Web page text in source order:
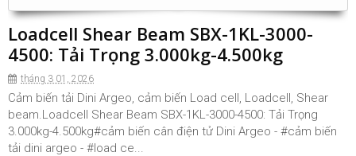
Loadcell Shear Beam SBX-1KL-3000-
4500: Tải Trọng 3.000kg-4.500kg
tháng 3 01, 2026
Cảm biến tải Dini Argeo, cảm biến Load cell, Loadcell, Shear
beam.Loadcell Shear Beam SBX-1KL-3000-4500: Tải Trọng
3.000kg-4.500kg#cảm biến cân điện tử Dini Argeo - #cảm biến
tải dini argeo - #load ce...